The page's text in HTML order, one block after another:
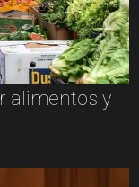
alimentos y